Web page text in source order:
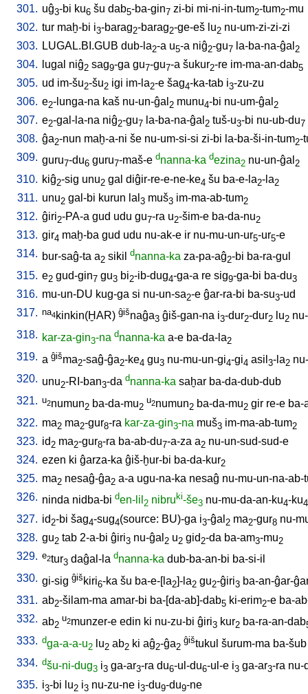
301. uĝ3-bi ku6 šu dab5-ba-gin7 zi-bi mi-ni-in-tum2-tum2-mu
302. tur maḫ-bi i3-barag2-barag2-ge-eš lu2 nu-um-zi-zi-zi
303. LUGAL.BI.GUB dub-la2-a u5-a niĝ2-gu7 la-ba-na-ĝal 2
304. lugal niĝ2 sag9-ga gu7-gu7-a šukur2-re im-ma-an-dab5
305. ud im-šu2-šu2 igi im-la2-e šag4-ka-tab i3-zu-zu
306. e2-lunga-na kaš nu-un-ĝal 2 munu4-bi nu-um-ĝal 2
307. e2-gal-la-na niĝ2-gu7 la-ba-na-ĝal 2 tuš-u3-bi nu-ub-du7
308. ĝa2-nun maḫ-a-ni še nu-um-si-si zi-bi la-ba-ši-in-tum2-
309. guru7-du6 guru7-maš-e dnanna-ka dezina2 nu-un-ĝal 2
310. kiĝ2-sig unu2 gal diĝir-re-e-ne-ke4 šu ba-e-la2-la2
311. unu2 gal-bi kurun lal 3 muš3 im-ma-ab-tum2
312. ĝiri2-PA-a gud udu gu7-ra u2-šim-e ba-da-nu2
313. gir4 maḫ-ba gud udu nu-ak-e ir nu-mu-un-ur5-ur5-e
314. bur-saĝ-ta a2 sikil dnanna-ka za-pa-aĝ2-bi ba-ra-gul
315. e2 gud-gin7 gu3 bi2-ib-dug4-ga-a re sig9-ga-bi ba-du3
316. mu-un-DU kug-ga si nu-un-sa2-e ĝar-ra-bi ba-su3-ud
317. na4kinkin(ḪAR) ĝišnaĝa3 ĝiš-gan-na i3-dur2-dur2 lu2
318. kar-za-gin3-na dnanna-ka a-e ba-da-la2
319. a ĝišma2-saĝ-ĝa2-ke4 gu3 nu-mu-un-gi4-gi4 asil 3-la2
320. unu2-RI-ban3-da dnanna-ka saḫar ba-da-dub-dub
321. u2numun2 ba-da-mu2
u2numun2 ba-da-mu2 gir re-e ba-
322. ma2 ma2-gur8-ra kar-za-gin3-na muš3 im-ma-ab-tum2
323. id 2 ma2-gur8-ra ba-ab-du7-a-za a2 nu-un-sud-sud-e
324. ezen ki ĝarza-ka ĝiš-ḫur-bi ba-da-kur2
325. ma2 nesaĝ-ĝa2 a-a ugu-na-ka nesaĝ nu-mu-un-na-ab-
326. ninda nidba-bi den-lil 2 nibruki-še3 nu-mu-da-an-ku4-ku4
327. id 2-bi šag4-sug4(source: BU)-ga i3-ĝal 2 ma2-gur8 nu-
328. gu2 tab 2-a-bi ĝiri3 nu-ĝal 2 u2 gid 2-da ba-am3-mu2
329. e2tur3 daĝal-la dnanna-ka dub-ba-an-bi ba-si-il
330. gi-sig ĝiš kiri6-ka šu ba-e-[la2]-la2 gu2-ĝiri3 ba-an-ĝar-
331. ab2-šilam-ma amar-bi ba-[da-ab]-dab5 ki-erim2-e ba-
332. ab2
u2munzer-e edin ki nu-zu-bi ĝiri3 kur2 ba-ra-an-dab
333. dga-a-a-u2 lu2 ab2 ki aĝ2-ĝa2
ĝištukul šurum-ma ba-šub
334. dšu-ni-dug3 i3 ga-ar3-ra du6-ul-du6-ul-e i3 ga-ar3-ra nu-
335. i3-bi lu2 i3 nu-zu-ne i3-du9-du9-ne